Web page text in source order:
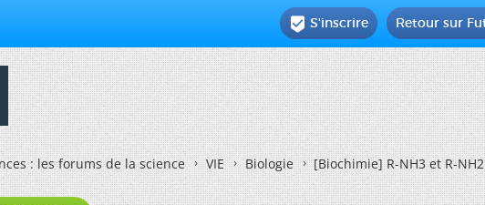
Retour sur
 S'inscrire
: les forums de la science VIE Biologie [Biochimie]R-NH3 et R-NH2